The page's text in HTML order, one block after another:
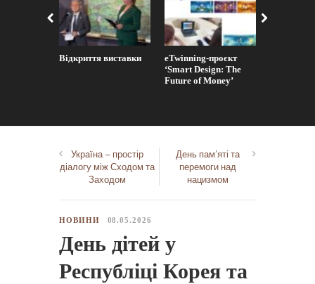
Відкриття виставки
eTwinning-проєкт
‘Smart Design: The
Future of Money’
Україна – простір
діалогу між Сходом та
Заходом
День пам’яті та
перемоги над
нацизмом
НОВИНИ 08.05.2026
День дітей у
Республіці Корея та